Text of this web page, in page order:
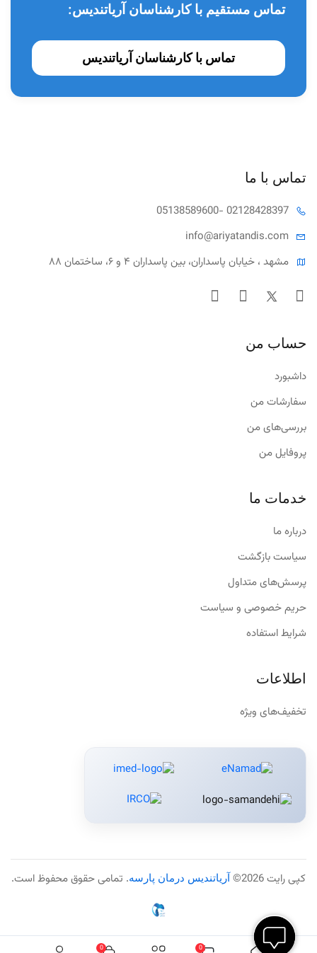
0
0
تماس مستقیم با کارشناسان آریاتندیس:
تماس با کارشناسان آریاتندیس
تماس با ما
05138589600- 02128428397
info@ariyatandis.com
مشهد ، خیابان پاسداران، بین پاسداران ۴ و ۶، ساختمان ۸۸
حساب من
داشبورد
سفارشات من
بررسی‌های من
پروفایل من
خدمات ما
درباره ما
سیاست بازگشت
پرسش‌های متداول
حریم خصوصی و سیاست
شرایط استفاده
اطلاعات
تخفیف‌های ویژه
کپی رایت 2026© آریاتندیس درمان پارسه. تمامی حقوق محفوظ است.